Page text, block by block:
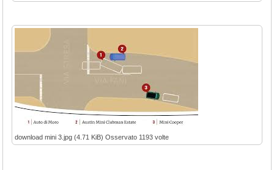
download mini 3.jpg (4.71 KiB) Osservato 1193 volte